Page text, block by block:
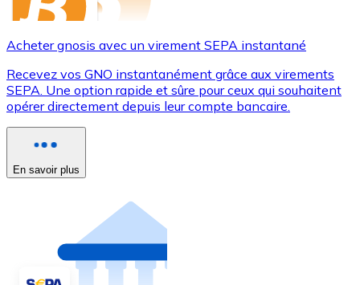
Acheter gnosis avec un virement SEPA instantané
Recevez vos GNO instantanément grâce aux virements
SEPA. Une option rapide et sûre pour ceux qui souhaitent
opérer directement depuis leur compte bancaire.
En savoir plus